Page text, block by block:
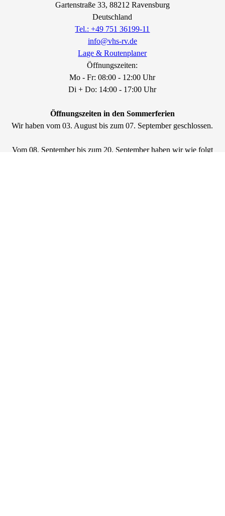
Gartenstraße33, 88212 Ravensburg
Deutschland
Tel.: +49 751 36199-11
info@vhs-rv.de
Lage & Routenplaner
Öffnungszeiten:
Mo - Fr: 08:00 - 12:00 Uhr
Di + Do: 14:00 - 17:00 Uhr
Öffnungszeiten in den Sommerferien
Wir haben vom 03. August bis zum 07. September geschlossen.
Vom 08. September bis zum 20. September haben wir wie folgt